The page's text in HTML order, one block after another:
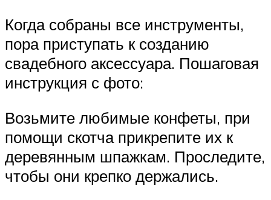
Когда собраны все инструменты,
пора приступать к созданию
свадебного аксессуара. Пошаговая
инструкция с фото:
Возьмите любимые конфеты, при
помощи скотча прикрепите их к
деревянным шпажкам. Проследите,
чтобы они крепко держались.